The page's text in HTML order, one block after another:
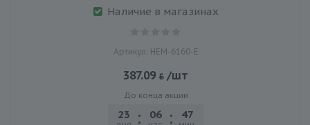
Наличие в магазинах
Артикул: HEM-6160-E
387.09 /шт
До конца акции
23 06 47